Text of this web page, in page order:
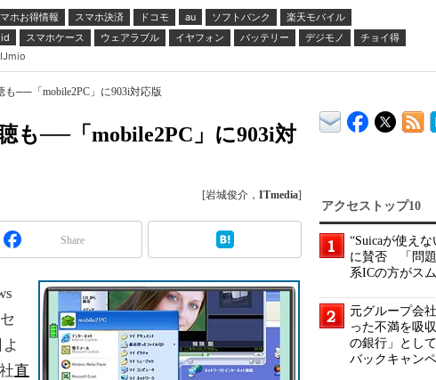
ホお得情報 スマホ決済 ドコモ au ソフトバンク
楽天モバイル
スマホケース ウェアラブル イヤフォン バッテリー デジモノ
チョイ得
──「mobile2PC」に903i対応版
も──「mobile2PC」に903i対
[岩城俊介， ITmedia]
Share
直
アクセストップ10
“Suicaが使え
に賛否 「問題
系ICの方がスム
元グループ会
った不満を吸
の銀行」とし
バックキャン